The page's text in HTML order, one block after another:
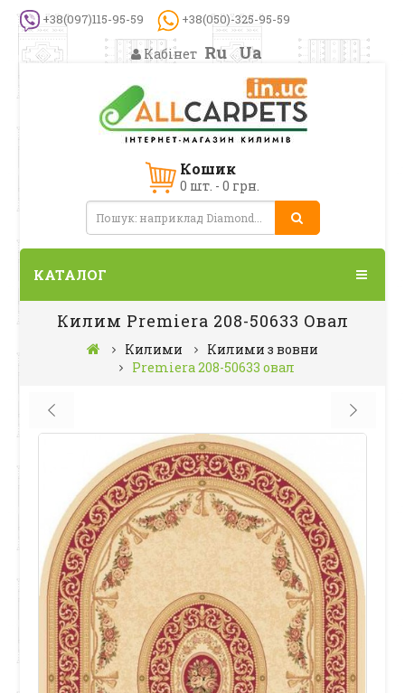
+38(097)115-95-59 +38(050)-325-95-59
Кабінет Ru Ua
Кошик
0 шт. - 0 грн.
КАТАЛОГ
Килим Premiera 208-50633 Овал
Килими
Килими з вовни
Premiera 208-50633 овал